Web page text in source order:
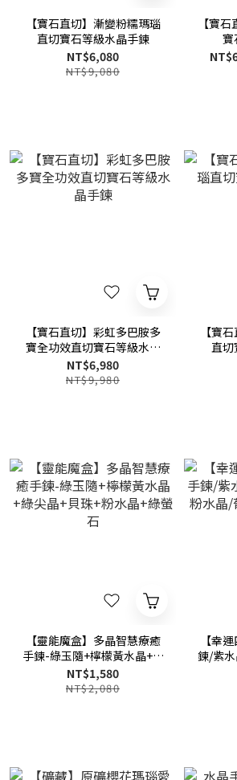
【寶石直切】漸變粉糯瑪瑙
直切寶石等級水晶手鍊
NT$6,080
NT$9,080
【寶
寶
【寶石直切】彩虹多巴胺多
寶全功效直切寶石等級水晶
手鍊
NT$6,980
NT$9,980
【寶
直切
【靈能魔盒】多晶智慧療癒
手鍊-綠玉隨+檸檬黃水晶+綠
尖晶+貝珠+粉水晶+綠螢石
NT$1,580
NT$2,080
【幸
鍊/紫
水晶/